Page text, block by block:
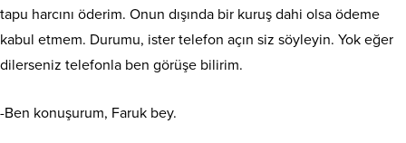
tapu harcını öderim. Onun dışında bir kuruş dahi olsa ödeme
kabul etmem. Durumu, ister telefon açın siz söyleyin. Yok eğer
dilerseniz telefonla ben görüşe bilirim.
-Ben konuşurum, Faruk bey.